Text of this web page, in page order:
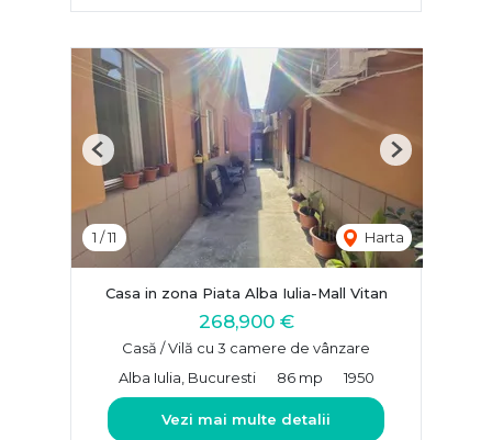
1 /11 Harta
Previous Next
Casa in zona Piata Alba Iulia-Mall Vitan
268,900 €
Casă / Vilă cu 3 camere de vânzare
Alba Iulia, Bucuresti
86 mp 1950
Vezi mai multe detalii